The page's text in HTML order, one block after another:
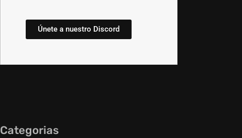
Únete a nuestro Discord
Categorias